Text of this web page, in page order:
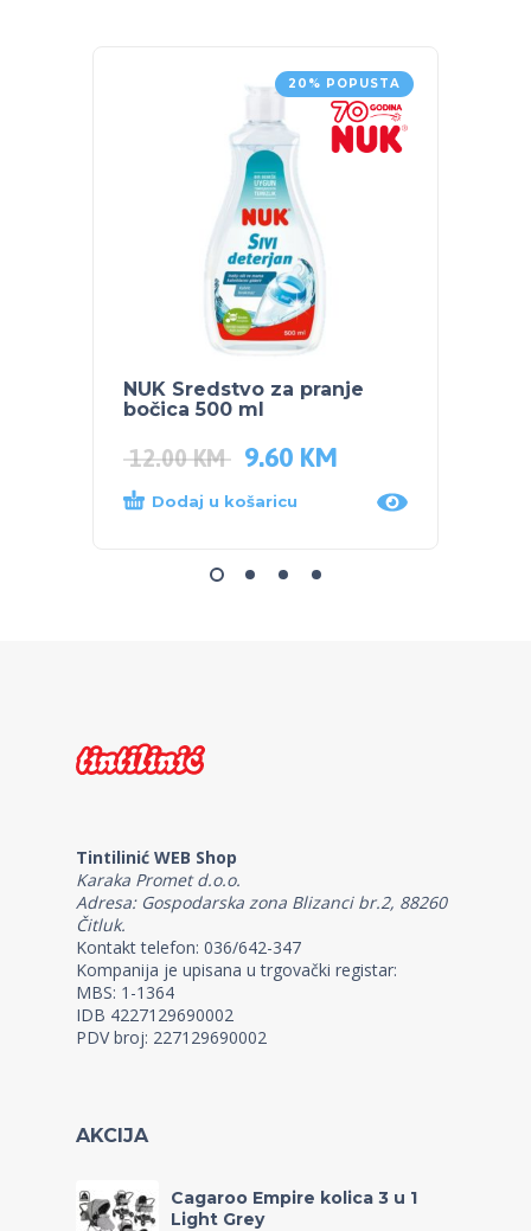
20% POPUSTA
NUK Sredstvo za pranje
bočica 500 ml
12.00KM 9.60 KM
Dodaj u košaricu
Tintilinić WEB Shop
Karaka Promet d.o.o.
Adresa: Gospodarska zona Blizanci br.2, 88260
Čitluk.
Kontakt telefon: 036/642-347
Kompanija je upisana u trgovački registar:
MBS: 1-1364
IDB 4227129690002
PDV broj: 227129690002
AKCIJA
Cagaroo Empire kolica 3 u 1
Light Grey